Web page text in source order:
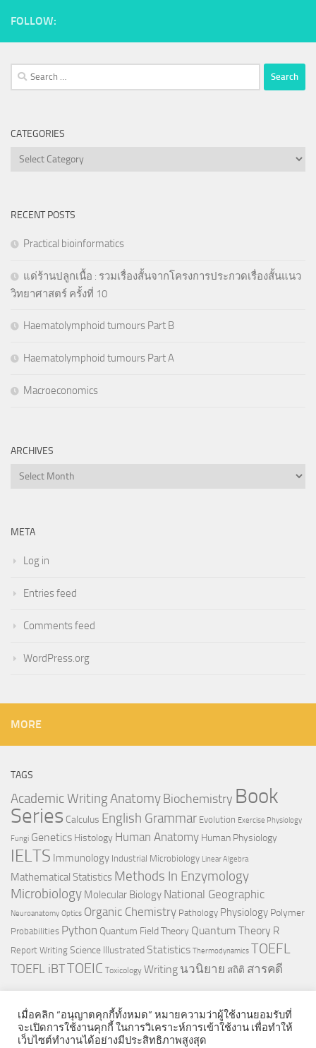
FOLLOW:
Search
for:
CATEGORIES
Categories
RECENT POSTS
Practical bioinformatics
แด่ร้านปลูกเนื้อ : รวมเรื่องสั้นจากโครงการประกวดเรื่องสั้นแนว
วิทยาศาสตร์ ครั้งที่ 10
Haematolymphoid tumours Part B
Haematolymphoid tumours Part A
Macroeconomics
ARCHIVES
Archives
META
Log in
Entries feed
Comments feed
WordPress.org
MORE
TAGS
Academic WritingAnatomyBiochemistry Book
Series Calculus English Grammar Evolution Exercise Physiology
Fungi Genetics Histology Human Anatomy Human Physiology
IELTS Immunology Industrial Microbiology Linear Algebra
Mathematical Statistics Methods In Enzymology
Microbiology Molecular Biology National Geographic
Neuroanatomy Optics Organic Chemistry Pathology Physiology Polymer
Probabilities Python Quantum Field Theory Quantum Theory R
Report Writing Science Illustrated Statistics Thermodynamics TOEFL
TOEFL iBTTOEIC Toxicology Writing นวนิยาย สถิติ สารคดี
เมื่อคลิก “อนุญาตคุกกี้ทั้งหมด” หมายความว่าผู้ใช้งานยอมรับที่
จะเปิดการใช้งานคุกกี้ ในการวิเคราะห์การเข้าใช้งาน เพื่อทำให้
เว็บไซต์ทำงานได้อย่างมีประสิทธิภาพสูงสุด